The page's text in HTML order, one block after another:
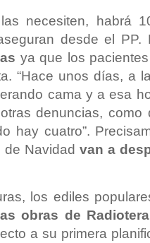
necesiten, habrá
desde el PP.
ya que los
“Hace unos días, a
cama y a esa
denuncias, como
hay cuatro”.
de Navidadvan a
los ediles
obras de
a su primera